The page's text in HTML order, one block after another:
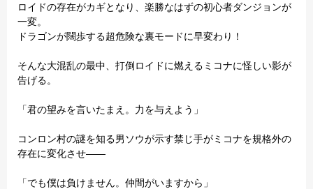
ロイドの存在がカギとなり、楽勝なはずの初心者ダンジョンが
一変。
ドラゴンが闊歩する超危険な裏モードに早変わり！
そんな大混乱の最中、打倒ロイドに燃えるミコナに怪しい影が
告げる。
「君の望みを言いたまえ。力を与えよう」
コンロン村の謎を知る男ソウが示す禁じ手がミコナを規格外の
存在に変化させ――
「でも僕は負けません。仲間がいますから」